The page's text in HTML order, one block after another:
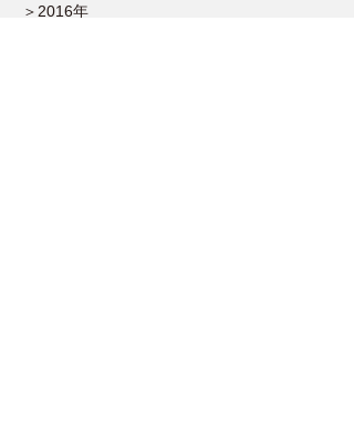
＞2016年